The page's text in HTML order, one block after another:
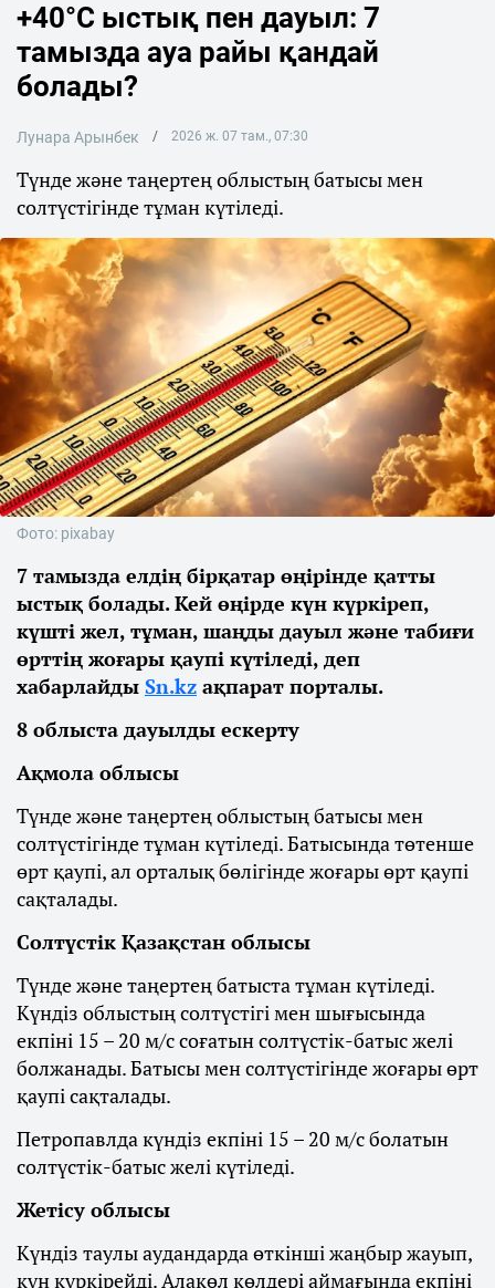
+40°C ыстық пен дауыл: 7
тамызда ауа райы қандай
болады?
Лунара Арынбек 2026 ж. 07 там., 07:30
Түнде және таңертең облыстың батысы мен
солтүстігінде тұман күтіледі.
Фото: pixabay
7 тамызда елдің бірқатар өңірінде қатты
ыстық болады. Кей өңірде күн күркіреп,
күшті жел, тұман, шаңды дауыл және табиғи
өрттің жоғары қаупі күтіледі, деп
хабарлайды Sn.kz ақпарат порталы.
8 облыста дауылды ескерту
Ақмола облысы
Түнде және таңертең облыстың батысы мен
солтүстігінде тұман күтіледі. Батысында төтенше
өрт қаупі, ал орталық бөлігінде жоғары өрт қаупі
сақталады.
Солтүстік Қазақстан облысы
Түнде және таңертең батыста тұман күтіледі.
Күндіз облыстың солтүстігі мен шығысында
екпіні 15 – 20 м/с соғатын солтүстік-батыс желі
болжанады. Батысы мен солтүстігінде жоғары өрт
қаупі сақталады.
Петропавлда күндіз екпіні 15 – 20 м/с болатын
солтүстік-батыс желі күтіледі.
Жетісу облысы
Күндіз таулы аудандарда өткінші жаңбыр жауып,
күн күркірейді. Алакөл көлдері аймағында екпіні